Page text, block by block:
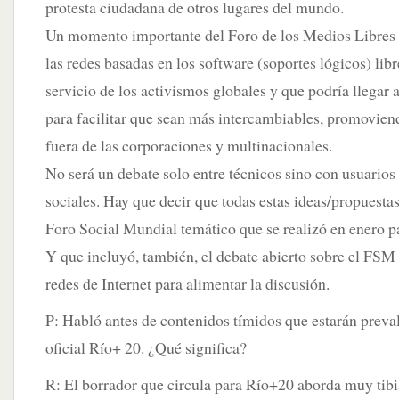
protesta ciudadana de otros lugares del mundo.
Un momento importante del Foro de los Medios
las redes basadas en los software (soportes lógicos)
servicio de los activismos globales y que podría llegar
para facilitar que sean más intercambiables,
fuera de las corporaciones y multinacionales.
No será un debate solo entre técnicos sino con
sociales. Hay que decir que todas estas ideas/
Foro Social Mundial temático que se realizó en enero
Y que incluyó, también, el debate abierto sobre el
redes de Internet para alimentar la discusión.
P: Habló antes de contenidos tímidos que estarán
oficial Río+ 20. ¿Qué significa?
R: El borrador que circula para Río+20 aborda muy